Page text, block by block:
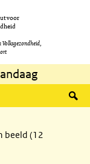
voor
Volksgezondheid,
beeld (12